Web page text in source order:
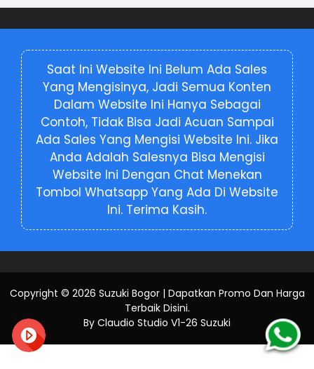
Saat Ini Website Ini Belum Ada Sales
Yang Mengisinya, Jadi Semua Konten
Dalam Website Ini Hanya Sebagai
Contoh, Tidak Bisa Jadi Acuan Sampai
Ada Sales Yang Mengisi Website Ini. Jika
Anda Adalah Salesnya Bisa Mengisi
Website Ini Dengan Chat Menekan
Tombol Whatsapp Yang Ada Di Website
Ini. Terima Kasih.
Copyright © 2026 Suzuki Bogor | Dapatkan Promo Dan Harga
Terbaik Disini.
By Claudio Studio V1-26 Suzuki